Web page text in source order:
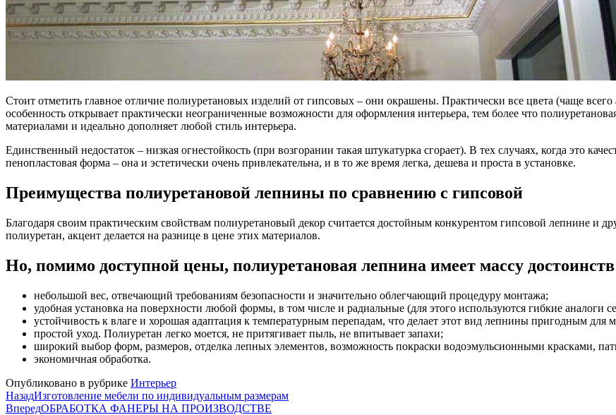
Стоит отметить главное отличие полиуретановых изделий от гипсовых – они окрашены. Практически все цвета (чаще
особенность открывает практически неограниченные возможности для оформления интерьера, тем более что
материалами и идеально дополняет любой стиль интерьера.
Единственный недостаток – низкая огнестойкость (при возгорании такая штукатурка сгорает). В тех случаях, когда это
пенопластовая форма – она и эстетически очень привлекательна, и в то же время легка, дешева и проста в установке.
Преимущества полиуретановой лепнины по сравнению с гипсовой
Благодаря своим практическим свойствам полиуретановый декор считается достойным конкурентом гипсовой лепнине и
полиуретан, акцент делается на разнице в цене этих материалов.
Но, помимо доступной цены, полиуретановая лепнина имеет массу
небольшой вес, отвечающий требованиям безопасности и значительно облегчающий процедуру монтажа;
удобная установка на поверхности любой формы, в том числе и радиальные (для этого используются гибкие аналоги
устойчивость к влаге и хорошая адаптация к температурным перепадам, что делает этот вид лепнины пригодным для
простой уход. Полиуретан легко моется, не притягивает пыль, не впитывает запахи;
широкий выбор форм, размеров, отделка лепных элементов, возможность покраски водоэмульсионными красками,
экономичная обработка.
Опубликовано в рубрике Интерьер
НазадИзготовление мебели по индивидуальным размерам
ВпередОБРАБОТКА ФАНЕРЫ НА ПРОИЗВОДСТВЕ